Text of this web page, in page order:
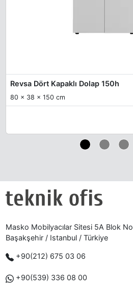
Revsa Dört Kapaklı Dolap 150h
80 x 38 x 150 cm
Masko Mobilyacılar Sitesi 5A Blok
Başakşehir / Istanbul / Türkiye
+90(212) 675 03 06
+90(539) 336 08 00